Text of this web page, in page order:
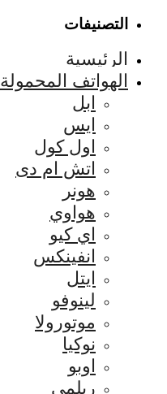
التصنيفات
الرئيسية
الهواتف المحمولة
ابل
ايس
اول كول
اتش ام دى
هونر
هواوي
اي كيو
انفينكس
ايتل
لينوفو
موتورولا
نوكيا
اوبو
ريلمي